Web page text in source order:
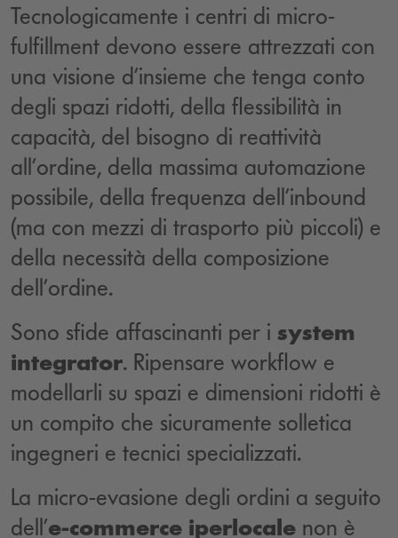
Tecnologicamente i centri di micro-
fulfillment devono essere attrezzati con
una visione d’insieme che tenga conto
degli spazi ridotti, della flessibilità in
capacità, del bisogno di reattività
all’ordine, della massima automazione
possibile, della frequenza dell’inbound
(ma con mezzi di trasporto più piccoli) e
della necessità della composizione
dell’ordine.
Sono sfide affascinanti per i system
integrator. Ripensare workflow e
modellarli su spazi e dimensioni ridotti è
un compito che sicuramente solletica
ingegneri e tecnici specializzati.
La micro-evasione degli ordini a seguito
dell’e-commerce iperlocale non è